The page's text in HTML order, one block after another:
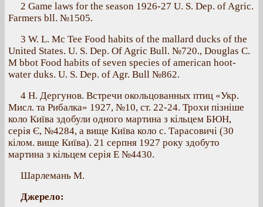
2 Game laws for the season 1926‐27 U. S. Dep. of Agric.
Farmers bll. №1505.
3 W. L. Мс Tee Food habits of the mallard ducks of the
United States. U. S. Dep. Of Agric Bull. №720., Douglas С.
M bbot Food habits of seven species of american hoot‐
water duks. U. S. Dep. of Agr. Bull №862.
4 Н. Дергунов. Встречи окольцованных птиц «Укр.
Мисл. та Рибалка» 1927, №10, ст. 22‐24. Трохи пізніше
коло Київа здобули одного мартина з кільцем БЮН,
серія Є, №4284, а вище Київа коло с. Тарасовичі (30
кілом. вище Київа). 21 серпня 1927 року здобуто
мартина з кільцем серія Е №4430.
Шарлемань М.
Джерело: